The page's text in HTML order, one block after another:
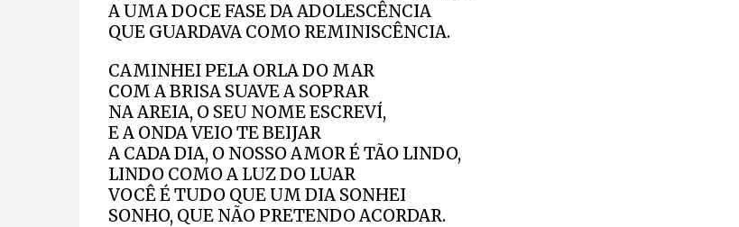
A UMA DOCE FASE DA ADOLESCÊNCIA
QUE GUARDAVA COMO REMINISCÊNCIA.
CAMINHEI PELA ORLA DO MAR
COM A BRISA SUAVE A SOPRAR
NA AREIA, O SEU NOME ESCREVÍ,
E A ONDA VEIO TE BEIJAR
A CADA DIA, O NOSSO AMOR É TÃO LINDO,
LINDO COMO A LUZ DO LUAR
VOCÊ É TUDO QUE UM DIA SONHEI
SONHO, QUE NÃO PRETENDO ACORDAR.